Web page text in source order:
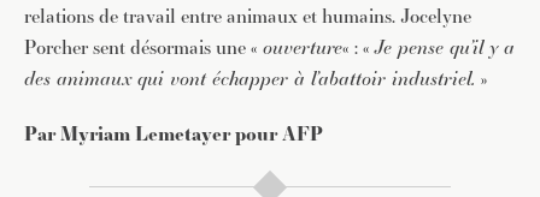
relations de travail entre animaux et humains. Jocelyne
Porcher sent désormais une « ouverture« : «Je pense qu’il y a
des animaux qui vont échapper à l’abattoir industriel. »
Par Myriam Lemetayer pour AFP